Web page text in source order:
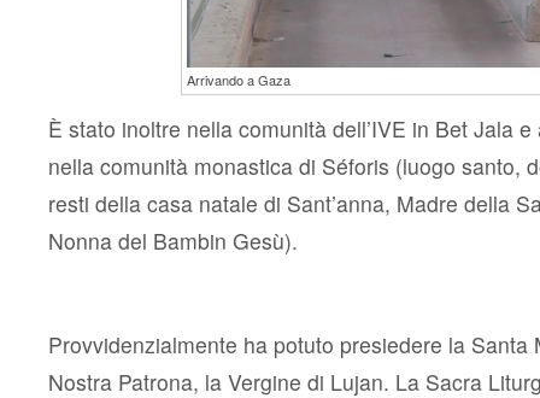
Arrivando a Gaza
È stato inoltre nella comunità dell’IVE in Bet Jala
nella comunità monastica di Séforis (luogo santo,
resti della casa natale di Sant’anna, Madre della
Nonna del Bambin Gesù).
Provvidenzialmente ha potuto presiedere la Santa
Nostra Patrona, la Vergine di Lujan. La Sacra